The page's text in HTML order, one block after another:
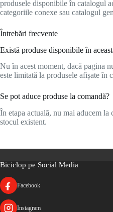
produsele disponibile în catalogul
categoriile conexe sau catalogul
Întrebări frecvente
Există produse disponibile în
Nu în acest moment, dacă pagina
este limitată la produsele afișate în
Se pot aduce produse la comandă?
În etapa actuală, nu mai aducem la
stocul existent.
Biciclop pe Social Media
Facebook
Instagram